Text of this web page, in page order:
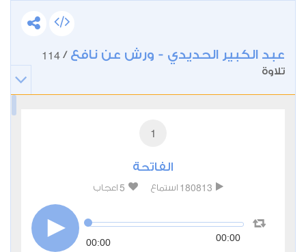
عبد الكبير الحديدي - ورش عن نافع /
114
تلاوة
1
الفاتحة
180813 استماع 5 اعجاب
00:00 00:00